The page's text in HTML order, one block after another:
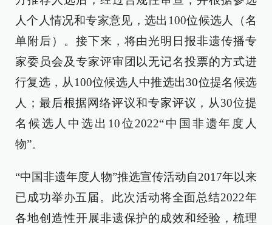
人个人情况和专家意见，选出100位候选人（名
单附后）。接下来，将由光明日报非遗传播专
家委员会及专家评审团以无记名投票的方式进
行复选，从100位候选人中推选出30位提名候选
人；最后根据网络评议和专家评议，从30位提
名候选人中选出10位2022“中国非遗年度人
物”。
“中国非遗年度人物”推选宣传活动自2017年以来
已成功举办五届。此次活动将全面总结2022年
各地创造性开展非遗保护的成效和经验，梳理